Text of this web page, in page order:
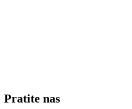
Pratite nas